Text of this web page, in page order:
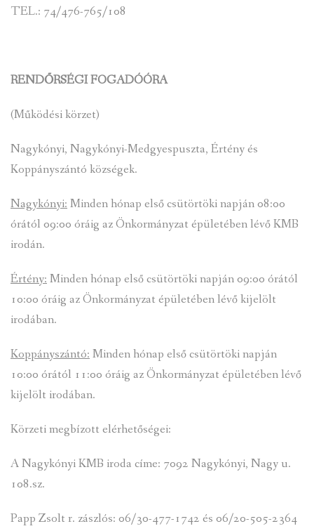
TEL.: 74/476-765/108
RENDŐRSÉGI FOGADÓÓRA
(Működési körzet)
Nagykónyi, Nagykónyi-Medgyespuszta, Értény és
Koppányszántó községek.
Nagykónyi:Minden hónap első csütörtöki napján 08:00
órától 09:00 óráig az Önkormányzat épületében lévő KMB
irodán.
Értény:Minden hónap első csütörtöki napján 09:00 órától
10:00 óráig az Önkormányzat épületében lévő kijelölt
irodában.
Koppányszántó:Minden hónap első csütörtöki napján
10:00 órától 11:00 óráig az Önkormányzat épületében lévő
kijelölt irodában.
Körzeti megbízott elérhetőségei:
A Nagykónyi KMB iroda címe: 7092 Nagykónyi, Nagy u.
108.sz.
Papp Zsolt r. zászlós: 06/30-477-1742 és 06/20-505-2364